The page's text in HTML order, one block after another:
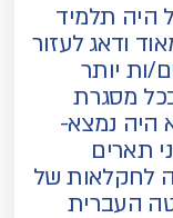
היה תלמיד
ודאג לעזור
ות יותר
מסגרת
היה נמצא-
תארים
לחקלאות של
העברית